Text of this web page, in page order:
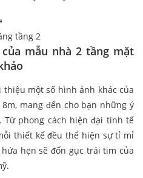
tầng 2
mẫu nhà 2 tầng mặt
thiệu một số hình ảnh khác của
mang đến cho bạn những ý
phong cách hiện đại tinh tế
thiết kế đều thể hiện sự tỉ mỉ
hẹn sẽ đốn gục trái tim của